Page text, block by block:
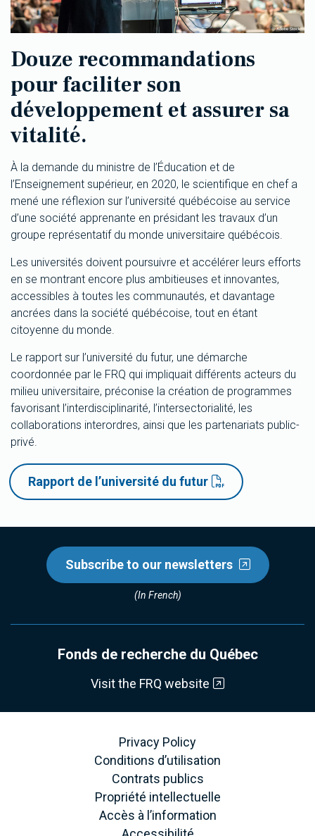
Douze recommandations
pour faciliter son
développement et assurer sa
vitalité.
À la demande du ministre de l’Éducation et de
l’Enseignement supérieur, en 2020, le scientifique en chef a
mené une réflexion sur l’université québécoise au service
d’une société apprenante en présidant les travaux d’un
groupe représentatif du monde universitaire québécois.
Les universités doivent poursuivre et accélérer leurs efforts
en se montrant encore plus ambitieuses et innovantes,
accessibles à toutes les communautés, et davantage
ancrées dans la société québécoise, tout en étant
citoyenne du monde.
Le rapport sur l’université du futur, une démarche
coordonnée par le FRQ qui impliquait différents acteurs du
milieu universitaire, préconise la création de programmes
favorisant l’interdisciplinarité, l’intersectorialité, les
collaborations interordres, ainsi que les partenariats public-
privé.
Rapport de l’université du futur
Subscribe to our newsletters
(In French)
Fonds de recherche du Québec
Visit the FRQ website
Privacy Policy
Conditions d’utilisation
Contrats publics
Propriété intellectuelle
Accès à l’information